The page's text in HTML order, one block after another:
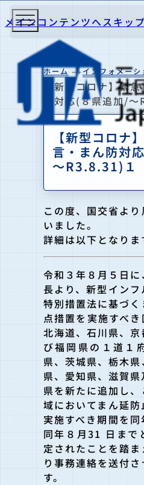
メインコンテンツへスキップ
ホーム インフォメーシ
【新型コロナ】緊
防対応(８県追加/
【新型コロナ
言・まん防対
～R3.8.31)１
この度、国交省よ
いました。
詳細は以下となりま
令和３年８月５日
長より、新型イン
特別措置法に基づ
点措置を実施すべき
北海道、石川県、
び福岡県の１道１
県、茨城県、栃木
県、愛知県、滋賀県
県を新たに追加し
域においてまん延
実施すべき期間を同
同年８月31 日まで
定されたことを踏
り事務連絡を送付
す。